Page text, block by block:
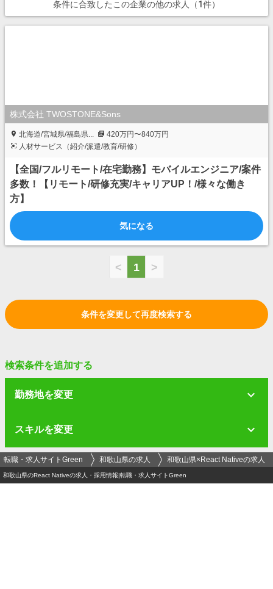
条件に合致したこの企業の他の求人（1件）
株式会社 TWOSTONE&Sons
北海道/宮城県/福島県...
420万円〜840万円
人材サービス（紹介/派遣/教育/研修）
【全国/フルリモート/在宅勤務】モバイルエンジニア/案件
多数！【リモート/研修充実/キャリアUP！/様々な働き
方】
気になる
< 1 >
条件を変更して再度検索する
検索条件を追加する
勤務地を変更
スキルを変更
転職・求人サイトGreen 和歌山県の求人 和歌山県×React Nativeの求人
和歌山県のReact Nativeの求人・採用情報|転職・求人サイトGreen